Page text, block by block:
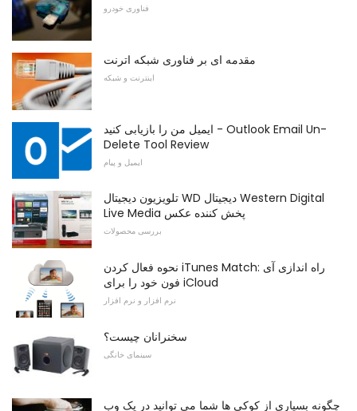
فناوری خودرو
مقدمه ای بر فناوری شبکه اترنت
اینترنت و شبکه
ایمیل من را بازیابی کنید - Outlook Email Un-
Delete Tool Review
ایمیل و پیام
تلویزیون دیجیتال WD دیجیتال Western Digital
Live Media پخش کننده عکس
بررسی محصولات
نحوه فعال کردن iTunes Match: راه اندازی آی
فون خود را برای iCloud
نرم افزار و نرم افزار
سخنرانان چیست؟
سینمای خانگی
چگونه بسیاری از کوکی ها شما می توانید در یک وب